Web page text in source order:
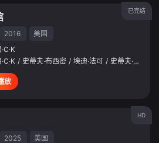
已完结
2016
美国
/ 史蒂夫·布西密 / 埃迪·法可 / 史蒂夫·赖特
放
HD
2025
美国